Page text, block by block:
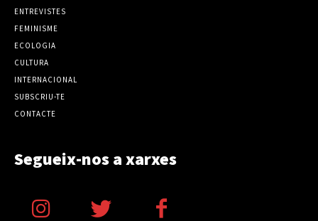
ENTREVISTES
FEMINISME
ECOLOGIA
CULTURA
INTERNACIONAL
SUBSCRIU-TE
CONTACTE
Segueix-nos a xarxes